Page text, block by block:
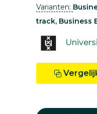
Varianten:
track, Business